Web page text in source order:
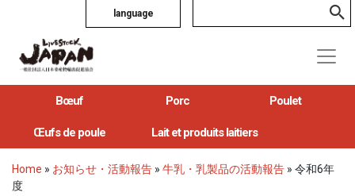
language
Bœuf Porc Poulet
Œufs de poule Lait et produits laitiers
Home » お知らせ・活動報告 » 牛乳・乳製品の活動報告 » 令和6年
度